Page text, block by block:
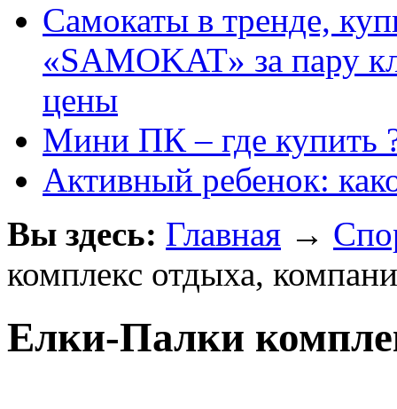
Самокаты в тренде,
«SAMOKAT» за пару
цены
Мини ПК – где купить
Активный ребенок:
Вы здесь: Главная →
комплекс отдыха,
Елки-Палки